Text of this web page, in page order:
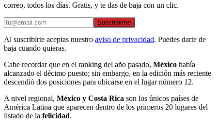
correo, todos los días. Gratis, y te das de baja con un clic.
Suscribirme
Al suscribirte aceptas nuestro aviso de privacidad. Puedes darte de
baja cuando quieras.
Cabe recordar que en el ranking del año pasado, México había
alcanzado el décimo puesto; sin embargo, en la edición más reciente
descendió dos posiciones para ubicarse en el lugar número 12.
A nivel regional, México y Costa Rica son los únicos países de
América Latina que aparecen dentro de los primeros 20 lugares del
listado de la felicidad.